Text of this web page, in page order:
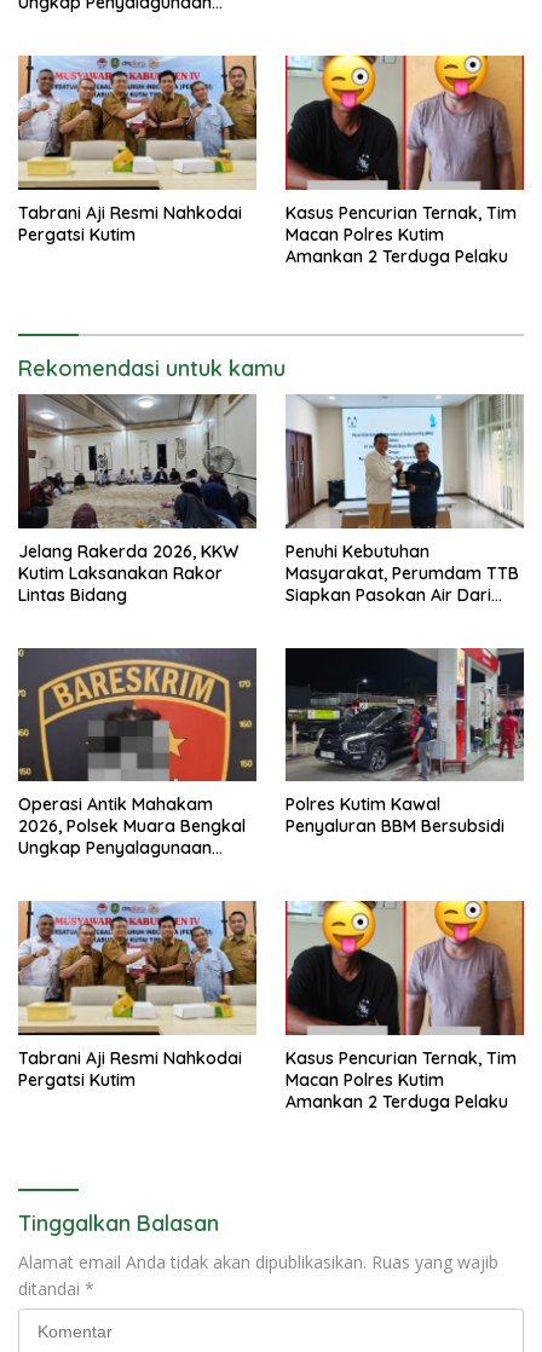
Tabrani Aji Resmi Nahkodai
Pergatsi Kutim
Kasus Pencurian Ternak, Tim
Macan Polres Kutim
Amankan 2 Terduga Pelaku
Rekomendasi untuk kamu
Jelang Rakerda 2026, KKW
Kutim Laksanakan Rakor
Lintas Bidang
Penuhi Kebutuhan
Masyarakat, Perumdam TTB
Siapkan Pasokan Air Dari
Operasi Antik Mahakam
2026, Polsek Muara Bengkal
Ungkap Penyalagunaan
Polres Kutim Kawal
Penyaluran BBM Bersubsidi
Tabrani Aji Resmi Nahkodai
Pergatsi Kutim
Kasus Pencurian Ternak, Tim
Macan Polres Kutim
Amankan 2 Terduga Pelaku
Tinggalkan Balasan
Alamat email Anda tidak akan dipublikasikan. Ruas yang wajib
ditandai *